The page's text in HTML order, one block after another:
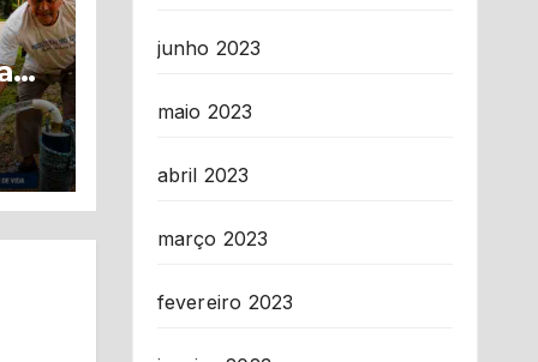
junho 2023
maio 2023
abril 2023
março 2023
fevereiro 2023